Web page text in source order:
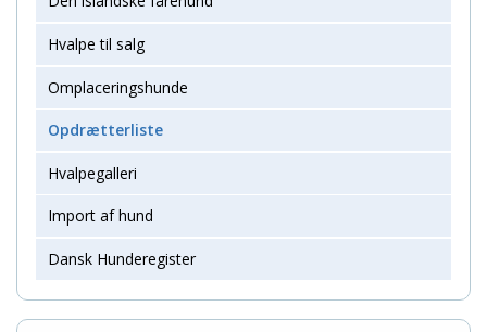
Hvalpe til salg
Omplaceringshunde
Opdrætterliste
Hvalpegalleri
Import af hund
Dansk Hunderegister